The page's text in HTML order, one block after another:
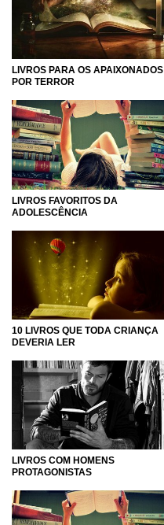
LIVROS PARA OS APAIXONADOS
POR TERROR
LIVROS FAVORITOS DA
ADOLESCÊNCIA
10 LIVROS QUE TODA CRIANÇA
DEVERIA LER
LIVROS COM HOMENS
PROTAGONISTAS